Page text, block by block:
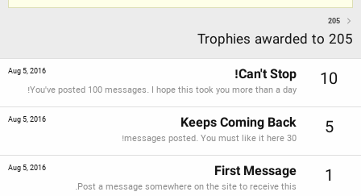
205
Trophies awarded to 205
10
Aug 5, 2016 Can't Stop!
You've posted 100 messages. I hope this took you more than a day!
5
Aug 5, 2016 Keeps Coming Back
30 messages posted. You must like it here!
1
Aug 5, 2016 First Message
Post a message somewhere on the site to receive this.